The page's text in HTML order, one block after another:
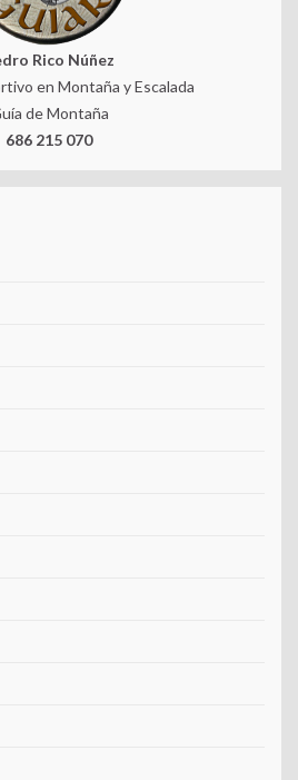
Rico Núñez
en Montaña y Escalada
de Montaña
686 215 070